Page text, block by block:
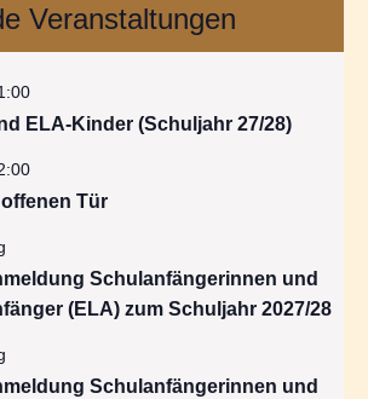
Veranstaltungen
ELA-Kinder (Schuljahr 27/28)
Tür
Schulanfängerinnen und
(ELA) zum Schuljahr 2027/28
Schulanfängerinnen und